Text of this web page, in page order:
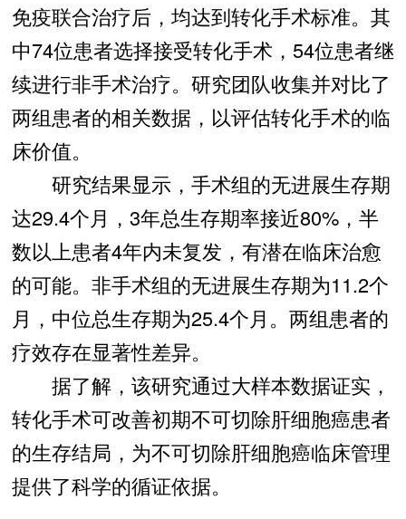
免疫联合治疗后，均达到转化手术标准。其
中74位患者选择接受转化手术，54位患者继
续进行非手术治疗。研究团队收集并对比了
两组患者的相关数据，以评估转化手术的临
床价值。
研究结果显示，手术组的无进展生存期
达29.4个月，3年总生存期率接近80%，半
数以上患者4年内未复发，有潜在临床治愈
的可能。非手术组的无进展生存期为11.2个
月，中位总生存期为25.4个月。两组患者的
疗效存在显著性差异。
据了解，该研究通过大样本数据证实，
转化手术可改善初期不可切除肝细胞癌患者
的生存结局，为不可切除肝细胞癌临床管理
提供了科学的循证依据。